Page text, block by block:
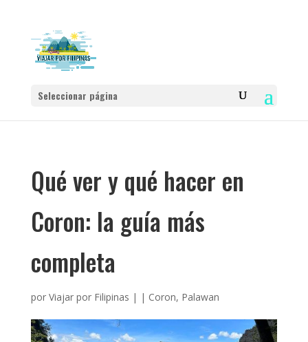
Seleccionar página
Qué ver y qué hacer en
Coron: la guía más
completa
por Viajar por Filipinas | | Coron, Palawan